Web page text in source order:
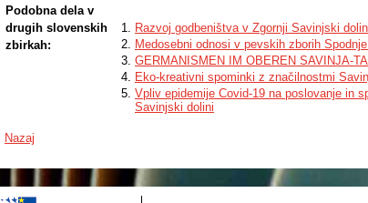
Podobna dela v
drugih slovenskih
zbirkah:
Razvoj godbeništva v Zgornji Savinjski
Medosebni odnosi v pevskih zborih
GERMANISMEN IM OBEREN SAVINJA-TAL
Eko-kreativni spominki z značilnostmi
Vpliv epidemije Covid-19 na poslovanje in
Savinjski dolini
Nazaj